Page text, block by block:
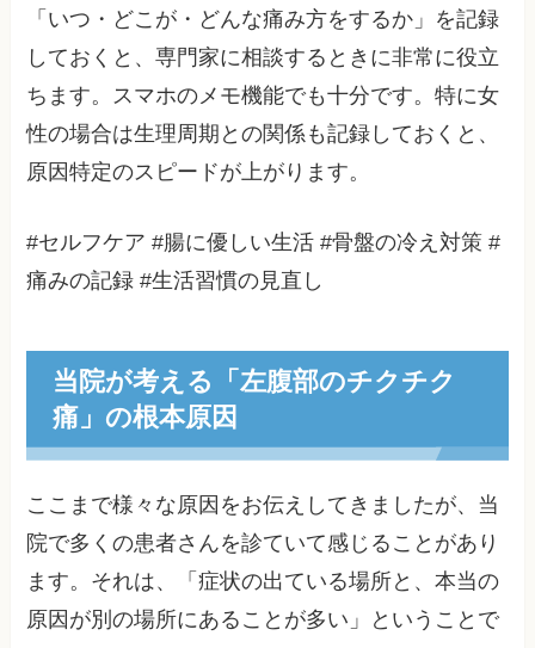
「いつ・どこが・どんな痛み方をするか」を記録
しておくと、専門家に相談するときに非常に役立
ちます。スマホのメモ機能でも十分です。特に女
性の場合は生理周期との関係も記録しておくと、
原因特定のスピードが上がります。
#セルフケア #腸に優しい生活 #骨盤の冷え対策 #
痛みの記録 #生活習慣の見直し
当院が考える「左腹部のチクチク
痛」の根本原因
ここまで様々な原因をお伝えしてきましたが、当
院で多くの患者さんを診ていて感じることがあり
ます。それは、「症状の出ている場所と、本当の
原因が別の場所にあることが多い」ということで